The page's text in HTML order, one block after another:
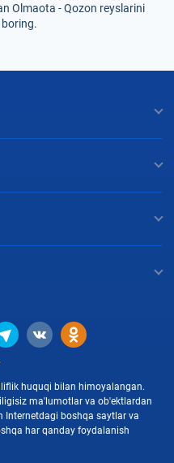
Olmaota - Qozon reyslarini
huquqi bilan himoyalangan.
ma'lumotlar va ob'ektlardan
Internetdagi boshqa saytlar va
har qanday foydalanish